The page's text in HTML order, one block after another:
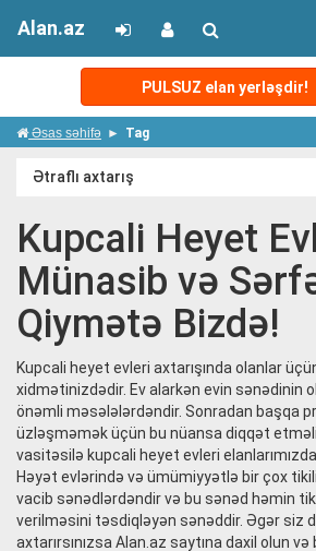
PULSUZ elan yerləşdir!
Alan.az
Əsas səhifə Tag
Ətraflı axtarış
Kupcali Heyet
Münasib və
Qiymətə Bizdə!
Kupcali heyet evleri axtarışında olanlar
xidmətinizdədir. Ev alarkən evin sənədinin
önəmli məsələlərdəndir. Sonradan başqa
üzləşməmək üçün bu nüansa diqqət
vasitəsilə kupcali heyet evleri
Həyət evlərində və ümümiyyətlə bir çox
vacib sənədlərdəndir və bu sənəd həmin
verilməsini təsdiqləyən sənəddir. Əgər siz
axtarırsınızsa Alan.az saytına daxil olun